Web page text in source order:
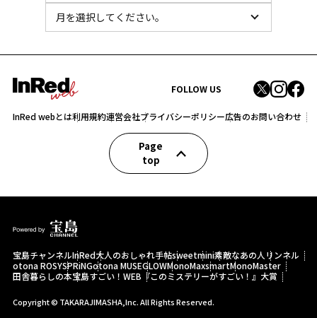
FOLLOW US
InRed webとは利用規約運営会社プライバシーポリシー広告のお問い合わせ
Page
top
宝島チャンネルInRed大人のおしゃれ手帖sweetmini素敵なあの人リンネル
otona ROSYSPRiNGotona MUSEGLOWMonoMaxsmartMonoMaster
田舎暮らしの本宝島すごい！WEB 『このミステリーがすごい！』大賞
Copyright © TAKARAJIMASHA,Inc. All Rights Reserved.